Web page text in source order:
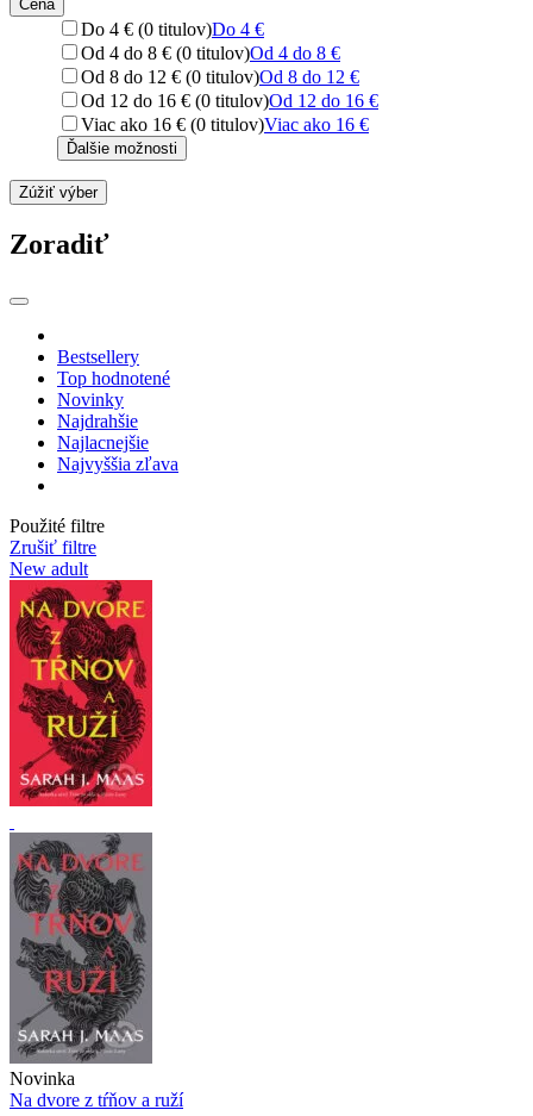
Cena
Do 4 € (0 titulov)Do 4 €
Od 4 do 8 € (0 titulov)Od 4 do 8 €
Od 8 do 12 € (0 titulov)Od 8 do 12 €
Od 12 do 16 € (0 titulov)Od 12 do 16 €
Viac ako 16 € (0 titulov)Viac ako 16 €
Ďalšie možnosti
Zúžiť výber
Zoradiť
Bestsellery
Top hodnotené
Novinky
Najdrahšie
Najlacnejšie
Najvyššia zľava
Použité filtre
Zrušiť filtre
New adult
Novinka
Na dvore z tŕňov a ruží